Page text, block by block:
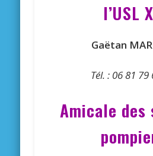
l’USL
Gaëtan
Tél. : 06 81 79
Amicale des